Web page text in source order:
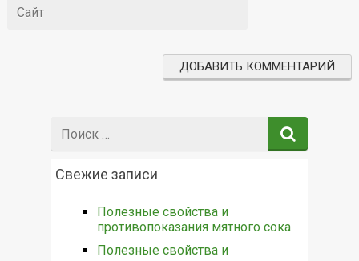
Свежие записи
Полезные свойства и
противопоказания мятного сока
Полезные свойства и